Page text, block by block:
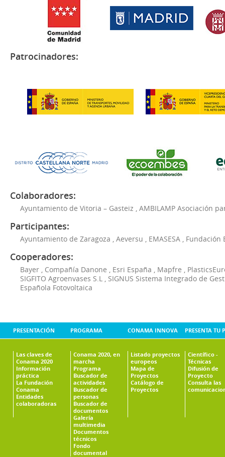
Patrocinadores:
Colaboradores:
Ayuntamiento de Vitoria – Gasteiz , AMBILAMP Asociación
Participantes:
Ayuntamiento de Zaragoza , Aeversu , EMASESA , Fundación
Cooperadores:
Bayer , Compañía Danone , Esri España , Mapfre ,
SIGFITO Agroenvases S.L , SIGNUS Sistema Integrado de
Española Fotovoltaica
PRESENTACIÓN
Las claves de
Conama 2020
Información
práctica
La Fundación
Conama
Entidades
colaboradoras
PROGRAMA
Conama 2020, en
marcha
Programa
Buscador de
actividades
Buscador de
personas
Buscador de
documentos
Galería
multimedia
Documentos
técnicos
Fondo
documental
CONAMA INNOVA
Listado proyectos
europeos
Mapa de
Proyectos
Catálogo de
Proyectos
PRESENTA TU
Científico -
Técnicas
Difusión de
Proyecto
Consulta las